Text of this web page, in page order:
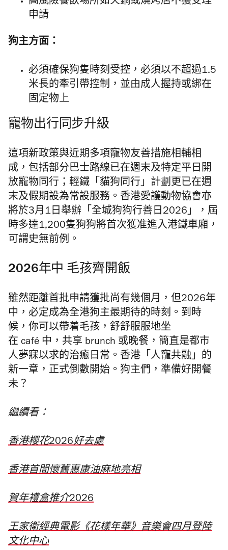
高風險餐飲場所如火鍋或燒烤店不獲受理
申請
狗主方面：
必須確保狗隻時刻受控， 必須以不超過1.5
米長的牽引帶控制，並由成人握持或綁在
固定物上
寵物出行同步升級
這項新政策與近期多項寵物友善措施相輔相
成，包括部分巴士路線已在週末及特定平日開
放寵物同行；輕鐵「貓狗同行」計劃更已在週
末及假期設為常設服務 。香港愛護動物協會亦
將於3月1日舉辦「全城狗狗行善日2026」，屆
時多達1,200隻狗狗將首次獲准進入港鐵車廂，
可謂史無前例 。
2026年中 毛孩齊開飯
雖然距離首批申請獲批尚有幾個月， 但2026年
中，必定成為全港狗主最期待的時刻。到時
候 ，你可以帶着毛孩，舒舒服服地坐
在 café 中， 共享 brunch 或晚餐 ，簡直是都市
人夢寐以求的治癒日常 。香港「人寵共融」的
新一章， 正式倒數開始 。狗主們，準備好開餐
未？
繼續看：
香港櫻花2026好去處
香港首間懷舊惠康油麻地亮相
賀年禮盒推介2026
王家衛經典電影《花樣年華》音樂會四月登陸
文化中心